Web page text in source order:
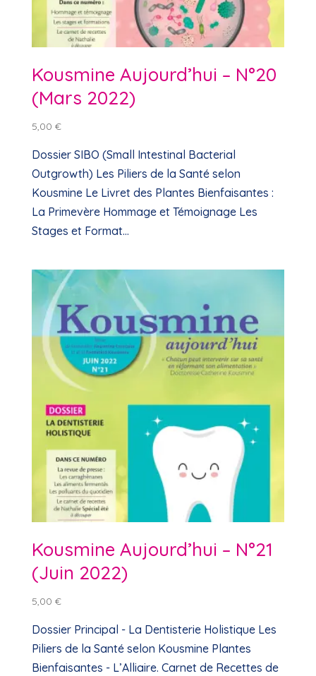
Kousmine Aujourd’hui – N°20
(Mars 2022)
5,00 €
Dossier SIBO (Small Intestinal Bacterial
Outgrowth) Les Piliers de la Santé selon
Kousmine Le Livret des Plantes Bienfaisantes :
La Primevère Hommage et Témoignage Les
Stages et Format...
Kousmine Aujourd’hui – N°21
(Juin 2022)
5,00 €
Dossier Principal - La Dentisterie Holistique Les
Piliers de la Santé selon Kousmine Plantes
Bienfaisantes - L’Alliaire. Carnet de Recettes de